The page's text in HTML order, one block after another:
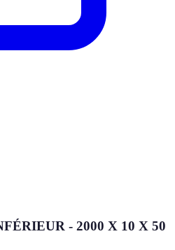
- 2000 X 10 X 50